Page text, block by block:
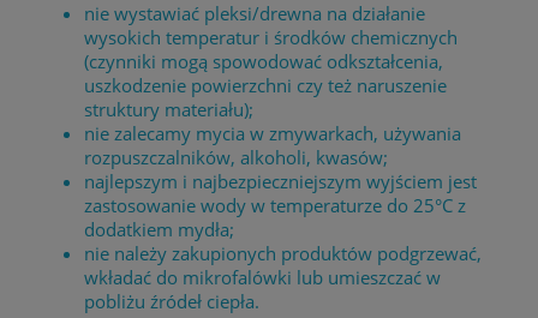
nie wystawiać pleksi/drewna na działanie
wysokich temperatur i środków chemicznych
(czynniki mogą spowodować odkształcenia,
uszkodzenie powierzchni czy też naruszenie
struktury materiału);
nie zalecamy mycia w zmywarkach, używania
rozpuszczalników, alkoholi, kwasów;
najlepszym i najbezpieczniejszym wyjściem jest
zastosowanie wody w temperaturze do 25°C z
dodatkiem mydła;
nie należy zakupionych produktów podgrzewać,
wkładać do mikrofalówki lub umieszczać w
pobliżu źródeł ciepła.